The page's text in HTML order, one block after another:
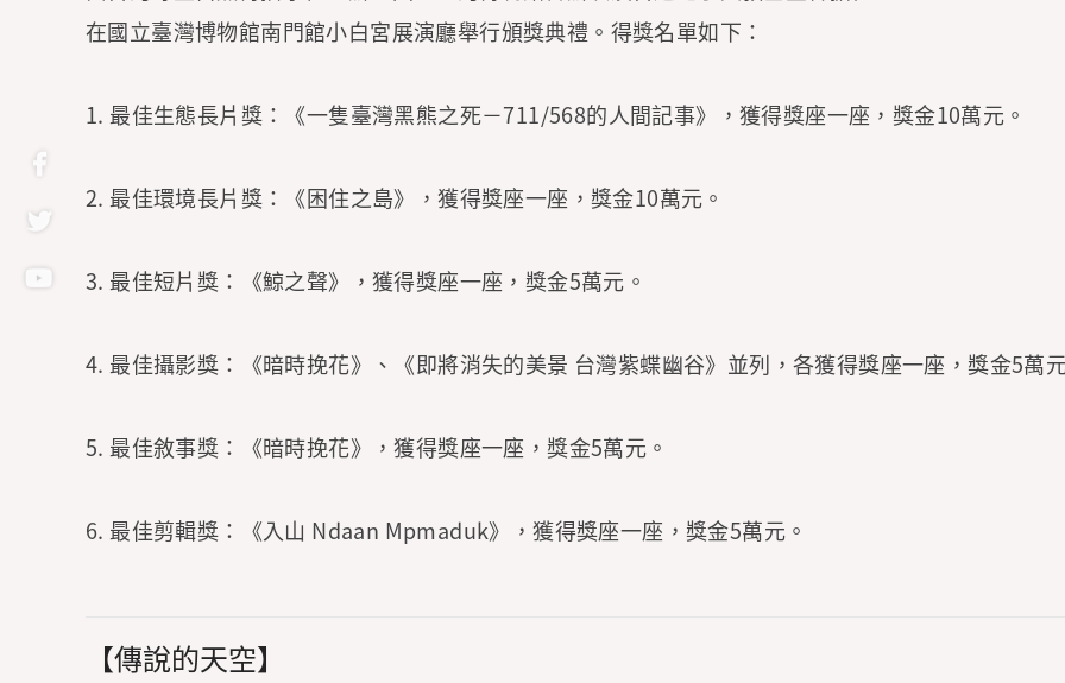
在國立臺灣博物館南門館小白宮展演廳舉行頒獎典禮。得獎名單如下：
1. 最佳生態長片獎：《一隻臺灣黑熊之死－711/568的人間記事》，獲得獎座一座，獎金10萬元。
2. 最佳環境長片獎：《困住之島》，獲得獎座一座，獎金10萬元。
3. 最佳短片獎：《鯨之聲》，獲得獎座一座，獎金5萬元。
4. 最佳攝影獎：《暗時挽花》、《即將消失的美景 台灣紫蝶幽谷》並列，各獲得獎座一座，獎金5萬
5. 最佳敘事獎：《暗時挽花》，獲得獎座一座，獎金5萬元。
6. 最佳剪輯獎：《入山 Ndaan Mpmaduk》，獲得獎座一座，獎金5萬元。
【傳說的天空】